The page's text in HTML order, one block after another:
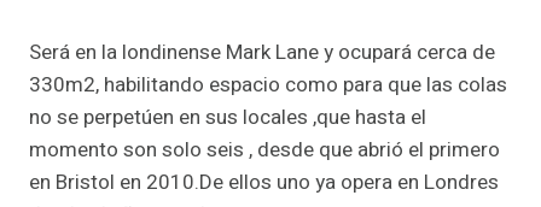
Será en la londinense Mark Lane y ocupará cerca de
330m2, habilitando espacio como para que las colas
no se perpetúen en sus locales ,que hasta el
momento son solo seis , desde que abrió el primero
en Bristol en 2010.De ellos uno ya opera en Londres